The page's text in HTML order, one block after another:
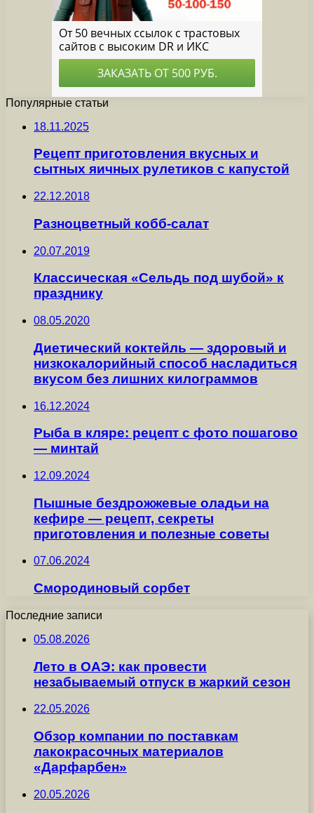
Популярные статьи
18.11.2025
Рецепт приготовления вкусных и
сытных яичных рулетиков с капустой
22.12.2018
Разноцветный кобб-салат
20.07.2019
Классическая «Сельдь под шубой» к
празднику
08.05.2020
Диетический коктейль — здоровый и
низкокалорийный способ насладиться
вкусом без лишних килограммов
16.12.2024
Рыба в кляре: рецепт с фото пошагово
— минтай
12.09.2024
Пышные бездрожжевые оладьи на
кефире — рецепт, секреты
приготовления и полезные советы
07.06.2024
Смородиновый сорбет
Последние записи
05.08.2026
Лето в ОАЭ: как провести
незабываемый отпуск в жаркий сезон
22.05.2026
Обзор компании по поставкам
лакокрасочных материалов
«Дарфарбен»
20.05.2026